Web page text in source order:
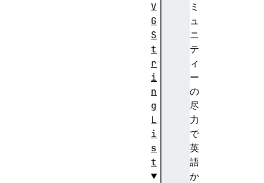
ミ
ュ
ニ
テ
ィ
ー
の
尽
力
で
英
語
か
V
G
S
t
r
i
n
g
L
i
s
t